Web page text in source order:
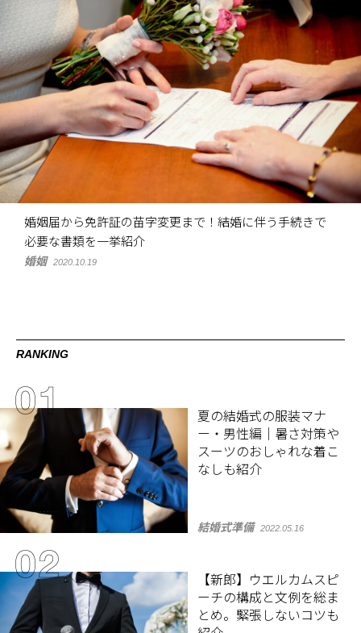
婚姻届から免許証の苗字変更まで！結婚に伴う手続きで
必要な書類を一挙紹介
婚姻 2020.10.19
RANKING
夏の結婚式の服装マナ
ー・男性編｜暑さ対策や
スーツのおしゃれな着こ
なしも紹介
結婚式準備 2022.05.16
【新郎】ウエルカムスピ
ーチの構成と文例を総ま
とめ。緊張しないコツも